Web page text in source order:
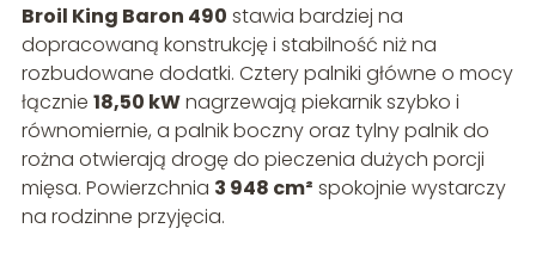
Broil King Baron 490 stawia bardziej na
dopracowaną konstrukcję i stabilność niż na
rozbudowane dodatki. Cztery palniki główne o mocy
łącznie 18,50 kWnagrzewają piekarnik szybko i
równomiernie, a palnik boczny oraz tylny palnik do
rożna otwierają drogę do pieczenia dużych porcji
mięsa. Powierzchnia 3 948 cm² spokojnie wystarczy
na rodzinne przyjęcia.